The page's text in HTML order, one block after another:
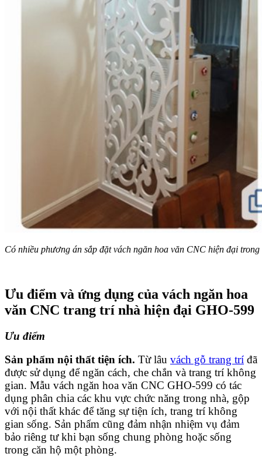
Có nhiều phương án sắp đặt vách ngăn hoa văn CNC hiện đại trong
Ưu điểm và ứng dụng của vách ngăn hoa
văn CNC trang trí nhà hiện đại GHO-599
Ưu điểm
Sản phẩm nội thất tiện ích. Từ lâu vách gỗ trang trí đã
được sử dụng để ngăn cách, che chắn và trang trí không
gian. Mẫu vách ngăn hoa văn CNC GHO-599 có tác
dụng phân chia các khu vực chức năng trong nhà, gộp
với nội thất khác để tăng sự tiện ích, trang trí không
gian sống. Sản phẩm cũng đảm nhận nhiệm vụ đảm
bảo riêng tư khi bạn sống chung phòng hoặc sống
trong căn hộ một phòng.